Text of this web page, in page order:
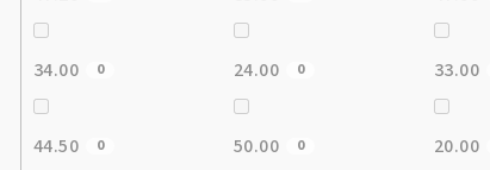
34.00 0 24.00 0 33.00
44.50 0 50.00 0 20.00